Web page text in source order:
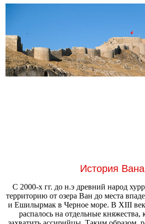
История Вана
С 2000-х гг. до н.э древний народ
территорию от озера Ван до места
и Ешилырмак в Черное море. В XIII
распалось на отдельные княжества,